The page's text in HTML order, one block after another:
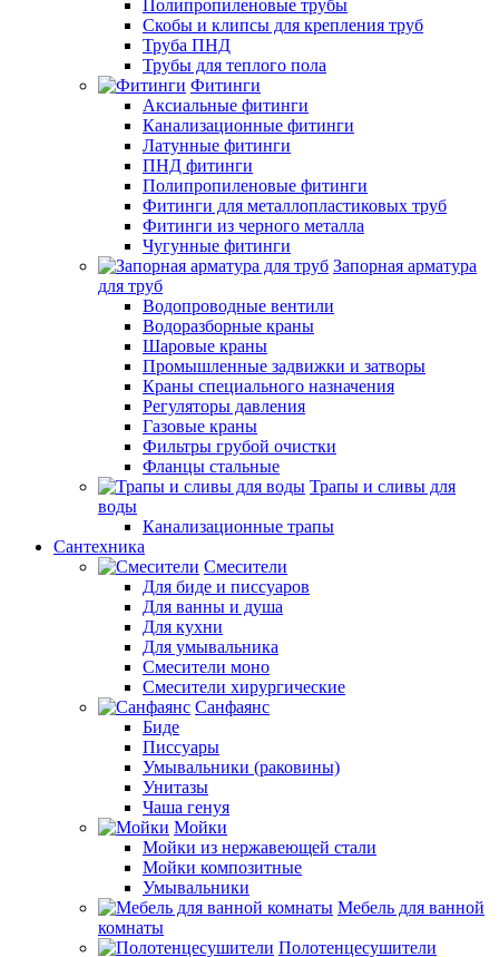
Полипропиленовые трубы
Скобы и клипсы для крепления труб
Труба ПНД
Трубы для теплого пола
Фитинги
Аксиальные фитинги
Канализационные фитинги
Латунные фитинги
ПНД фитинги
Полипропиленовые фитинги
Фитинги для металлопластиковых труб
Фитинги из черного металла
Чугунные фитинги
Запорная арматура
для труб
Водопроводные вентили
Водоразборные краны
Шаровые краны
Промышленные задвижки и затворы
Краны специального назначения
Регуляторы давления
Газовые краны
Фильтры грубой очистки
Фланцы стальные
Трапы и сливы для
воды
Канализационные трапы
Сантехника
Смесители
Для биде и писсуаров
Для ванны и душа
Для кухни
Для умывальника
Смесители моно
Смесители хирургические
Санфаянс
Биде
Писсуары
Умывальники (раковины)
Унитазы
Чаша генуя
Мойки
Мойки из нержавеющей стали
Мойки композитные
Умывальники
Мебель для ванной
комнаты
Полотенцесушители